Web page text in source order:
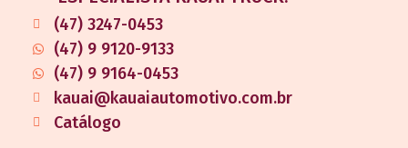
(47) 3247-0453
(47) 9 9120-9133
(47) 9 9164-0453
kauai@kauaiautomotivo.com.br
Catálogo